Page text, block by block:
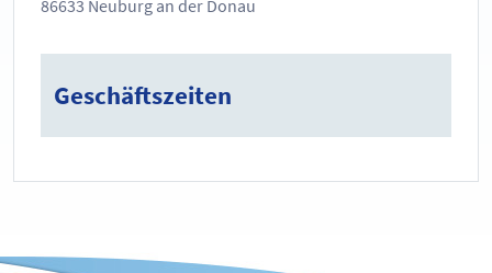
86633 Neuburg an der Donau
Geschäftszeiten